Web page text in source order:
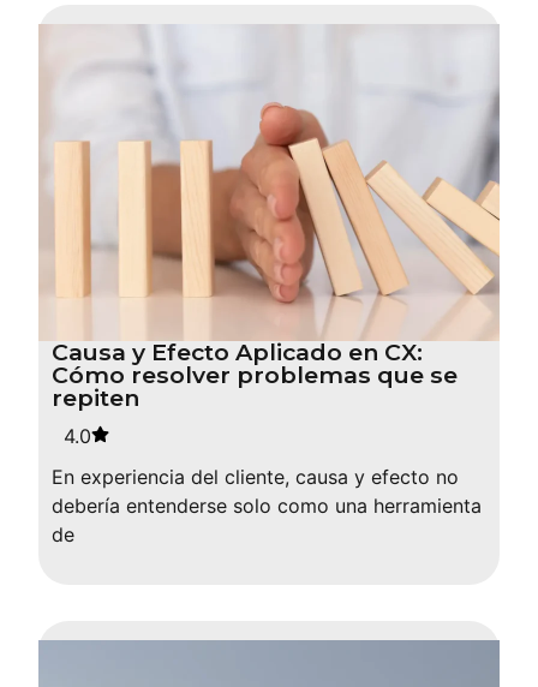
Causa y Efecto Aplicado en CX:
Cómo resolver problemas que se
repiten
4.0
En experiencia del cliente, causa y efecto no
debería entenderse solo como una herramienta
de